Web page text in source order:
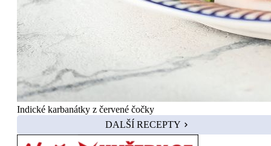
Indické karbanátky z červené čočky
DALŠÍ RECEPTY